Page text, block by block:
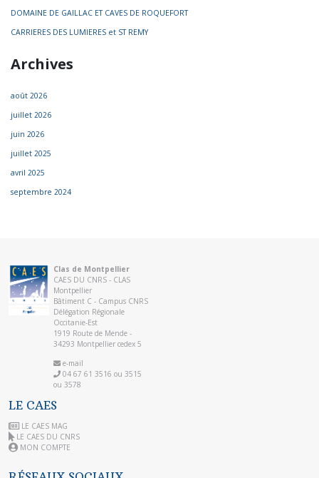
DOMAINE DE GAILLAC ET CAVES DE ROQUEFORT
CARRIERES DES LUMIERES et ST REMY
Archives
août 2026
juillet 2026
juin 2026
juillet 2025
avril 2025
septembre 2024
Clas de Montpellier
CAES DU CNRS - CLAS
Montpellier
Bâtiment C - Campus CNRS
Délégation Régionale
Occitanie-Est
1919 Route de Mende -
34293 Montpellier cedex 5
e-mail
04 67 61 3516 ou 3515
ou 3578
LE CAES
LE CAES MAG
LE CAES DU CNRS
MON COMPTE